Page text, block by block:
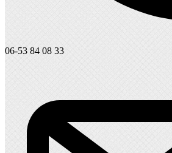
06-53 84 08 33